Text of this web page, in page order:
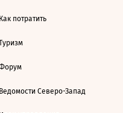
Как потратить
Ведомости Северо-Запад